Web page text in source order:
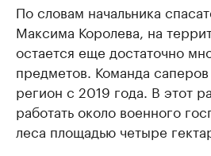
По словам начальника
Максима Королева, на
остается еще достаточно
предметов. Команда
регион с 2019 года. В этот
работать около военного
леса площадью четыре